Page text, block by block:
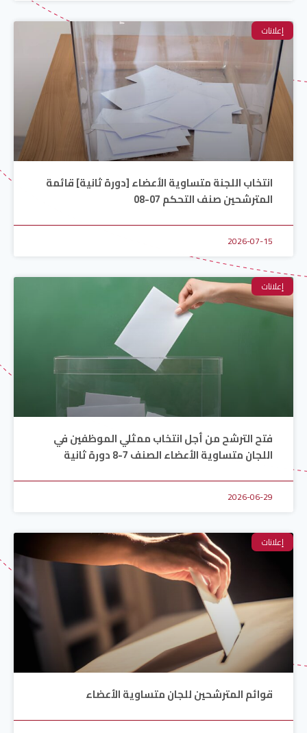
إعلانات
انتخاب اللجنة متساوية الأعضاء [دورة ثانية] قائمة
المترشحين صنف التحكم 07-08
2026-07-15
إعلانات
فتح الترشح من أجل انتخاب ممثلي الموظفين في
اللجان متساوية الأعضاء الصنف 7-8 دورة ثانية
2026-06-29
إعلانات
قوائم المترشحين للجان متساوية الأعضاء